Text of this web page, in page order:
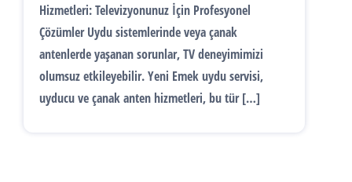
Hizmetleri: Televizyonunuz İçin Profesyonel
Çözümler Uydu sistemlerinde veya çanak
antenlerde yaşanan sorunlar, TV deneyimimizi
olumsuz etkileyebilir. Yeni Emek uydu servisi,
uyducu ve çanak anten hizmetleri, bu tür […]